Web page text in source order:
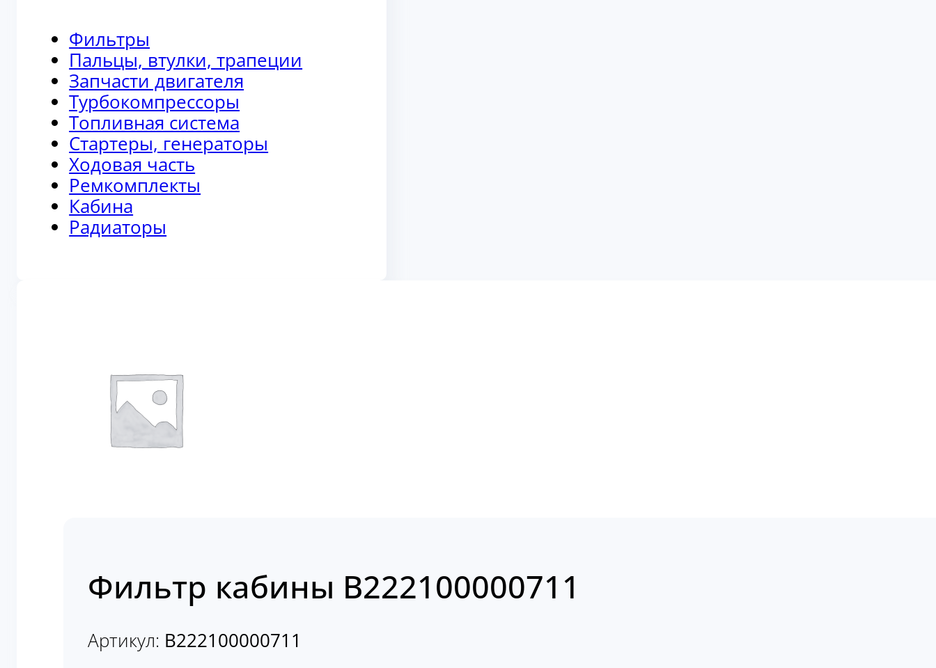
Фильтры
Пальцы, втулки, трапеции
Запчасти двигателя
Турбокомпрессоры
Топливная система
Стартеры, генераторы
Ходовая часть
Ремкомплекты
Кабина
Радиаторы
Фильтр кабины В222100000711
Артикул: В222100000711